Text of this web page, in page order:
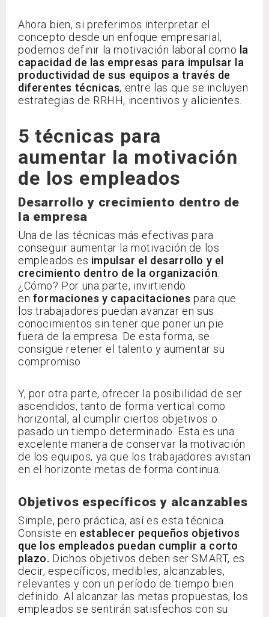
Ahora bien, si preferimos interpretar el
concepto desde un enfoque empresarial,
podemos definir la motivación laboral como la
capacidad de las empresas para impulsar la
productividad de sus equipos a través de
diferentes técnicas, entre las que se incluyen
estrategias de RRHH, incentivos y alicientes.
5 técnicas para
aumentar la motivación
de los empleados
Desarrollo y crecimiento dentro de
la empresa
Una de las técnicas más efectivas para
conseguir aumentar la motivación de los
empleados es impulsar el desarrollo y el
crecimiento dentro de la organización.
¿Cómo? Por una parte, invirtiendo
en formaciones y capacitaciones para que
los trabajadores puedan avanzar en sus
conocimientos sin tener que poner un pie
fuera de la empresa. De esta forma, se
consigue retener el talento y aumentar su
compromiso.
Y, por otra parte, ofrecer la posibilidad de ser
ascendidos, tanto de forma vertical como
horizontal, al cumplir ciertos objetivos o
pasado un tiempo determinado. Esta es una
excelente manera de conservar la motivación
de los equipos, ya que los trabajadores avistan
en el horizonte metas de forma continua.
Objetivos específicos y alcanzables
Simple, pero práctica, así es esta técnica.
Consiste en establecer pequeños objetivos
que los empleados puedan cumplir a corto
plazo. Dichos objetivos deben ser SMART, es
decir, específicos, medibles, alcanzables,
relevantes y con un período de tiempo bien
definido. Al alcanzar las metas propuestas, los
empleados se sentirán satisfechos con su